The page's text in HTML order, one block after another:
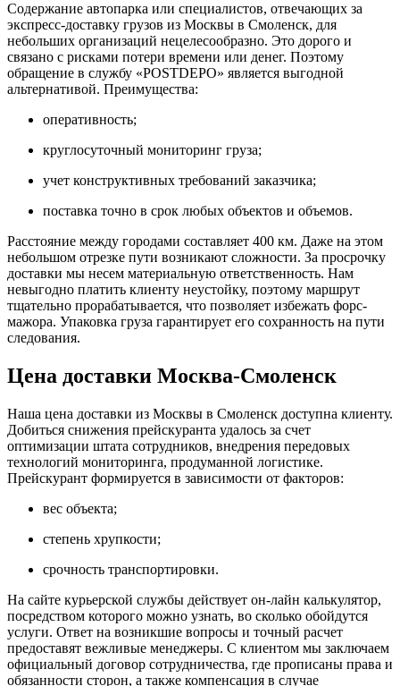
Содержание автопарка или специалистов, отвечающих за
экспресс-доставку грузов из Москвы в Смоленск, для
небольших организаций нецелесообразно. Это дорого и
связано с рисками потери времени или денег. Поэтому
обращение в службу «POSTDEPO» является выгодной
альтернативой. Преимущества:
оперативность;
круглосуточный мониторинг груза;
учет конструктивных требований заказчика;
поставка точно в срок любых объектов и объемов.
Расстояние между городами составляет 400 км. Даже на этом
небольшом отрезке пути возникают сложности. За просрочку
доставки мы несем материальную ответственность. Нам
невыгодно платить клиенту неустойку, поэтому маршрут
тщательно прорабатывается, что позволяет избежать форс-
мажора. Упаковка груза гарантирует его сохранность на пути
следования.
Цена доставки Москва-Смоленск
Наша цена доставки из Москвы в Смоленск доступна клиенту.
Добиться снижения прейскуранта удалось за счет
оптимизации штата сотрудников, внедрения передовых
технологий мониторинга, продуманной логистике.
Прейскурант формируется в зависимости от факторов:
вес объекта;
степень хрупкости;
срочность транспортировки.
На сайте курьерской службы действует он-лайн калькулятор,
посредством которого можно узнать, во сколько обойдутся
услуги. Ответ на возникшие вопросы и точный расчет
предоставят вежливые менеджеры. С клиентом мы заключаем
официальный договор сотрудничества, где прописаны права и
обязанности сторон, а также компенсация в случае